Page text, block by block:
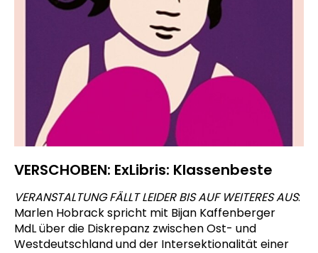
VERSCHOBEN: ExLibris: Klassenbeste
VERANSTALTUNG FÄLLT LEIDER BIS AUF WEITERES AUS:
Marlen Hobrack spricht mit Bijan Kaffenberger
MdL über die Diskrepanz zwischen Ost- und
Westdeutschland und der Intersektionalität einer